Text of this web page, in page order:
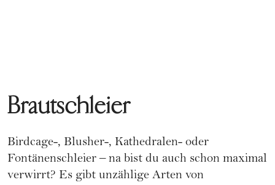
Brautschleier
Birdcage-, Blusher-, Kathedralen- oder
Fontänenschleier – na bist du auch schon maximal
verwirrt? Es gibt unzählige Arten von